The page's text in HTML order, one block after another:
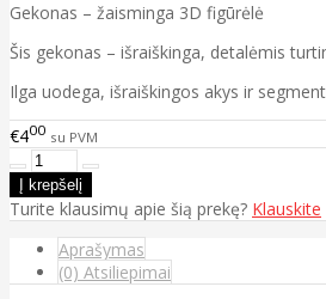
Gekonas – žaisminga 3D figūrėlė
Šis gekonas – išraiškinga, detalėmis
Ilga uodega, išraiškingos akys ir
€400 su PVM
Turite klausimų apie šią prekę? Klauskite
Aprašymas
(0) Atsiliepimai